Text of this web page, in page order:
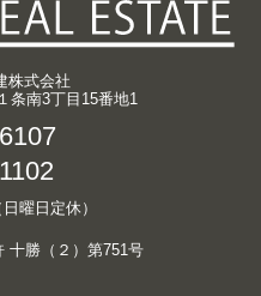
株式会社
条南3丁目15番地1
曜日定休）
十勝（２）第751号